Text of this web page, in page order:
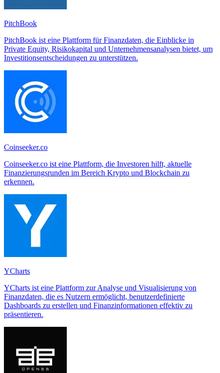
PitchBook
PitchBook ist eine Plattform für Finanzdaten, die Einblicke in
Private Equity, Risikokapital und Unternehmensanalysen bietet, um
Investitionsentscheidungen zu unterstützen.
Coinseeker.co
Coinseeker.co ist eine Plattform, die Investoren hilft, aktuelle
Finanzierungsrunden im Bereich Krypto und Blockchain zu
erkennen.
YCharts
YCharts ist eine Plattform zur Analyse und Visualisierung von
Finanzdaten, die es Nutzern ermöglicht, benutzerdefinierte
Dashboards zu erstellen und Finanzinformationen effektiv zu
präsentieren.